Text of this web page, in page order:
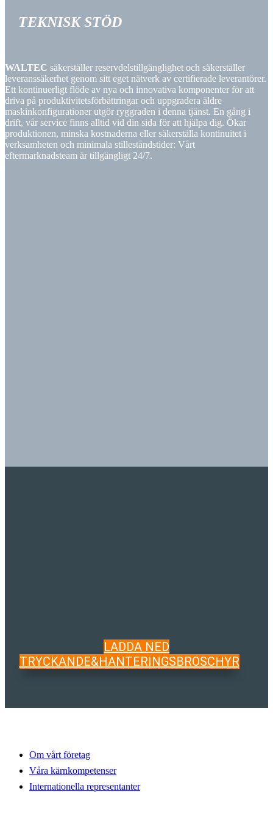
TEKNISKSTÖD
WALTEC säkerställer reservdelstillgänglighet och säkerställer
leveranssäkerhet genom sitt eget nätverk av certifierade leverantörer.
Ett kontinuerligt flöde av nya och innovativa komponenter för att
driva på produktivitetsförbättringar och uppgradera äldre
maskinkonfigurationer utgör ryggraden i denna tjänst. En gång i
drift, vår service finns alltid vid din sida för att hjälpa dig. Ökar
produktionen, minska kostnaderna eller säkerställa kontinuitet i
verksamheten och minimala stilleståndstider: Vårt
eftermarknadsteam är tillgängligt 24/7.
LADDA NED
TRYCKANDE&HANTERINGSBROSCHYR
Om vårt företag
Våra kärnkompetenser
Internationella representanter